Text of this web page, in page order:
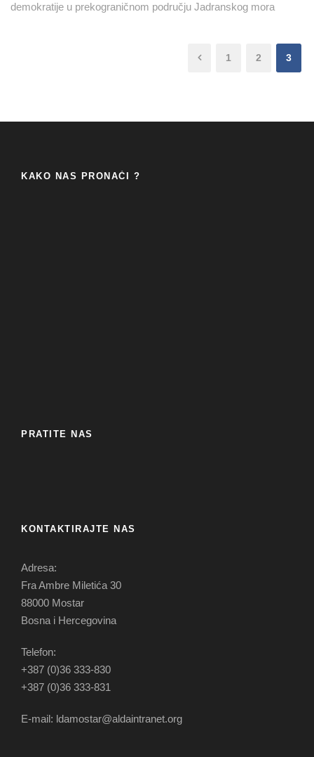
demokratije u prekograničnom području Jadranskog mora
1 2 3
KAKO NAS PRONAĆI ?
PRATITE NAS
KONTAKTIRAJTE NAS
Adresa:
Fra Ambre Miletića 30
88000 Mostar
Bosna i Hercegovina
Telefon:
+387 (0)36 333-830
+387 (0)36 333-831
E-mail: ldamostar@aldaintranet.org